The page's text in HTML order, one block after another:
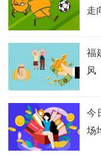
走
福
风
今
场